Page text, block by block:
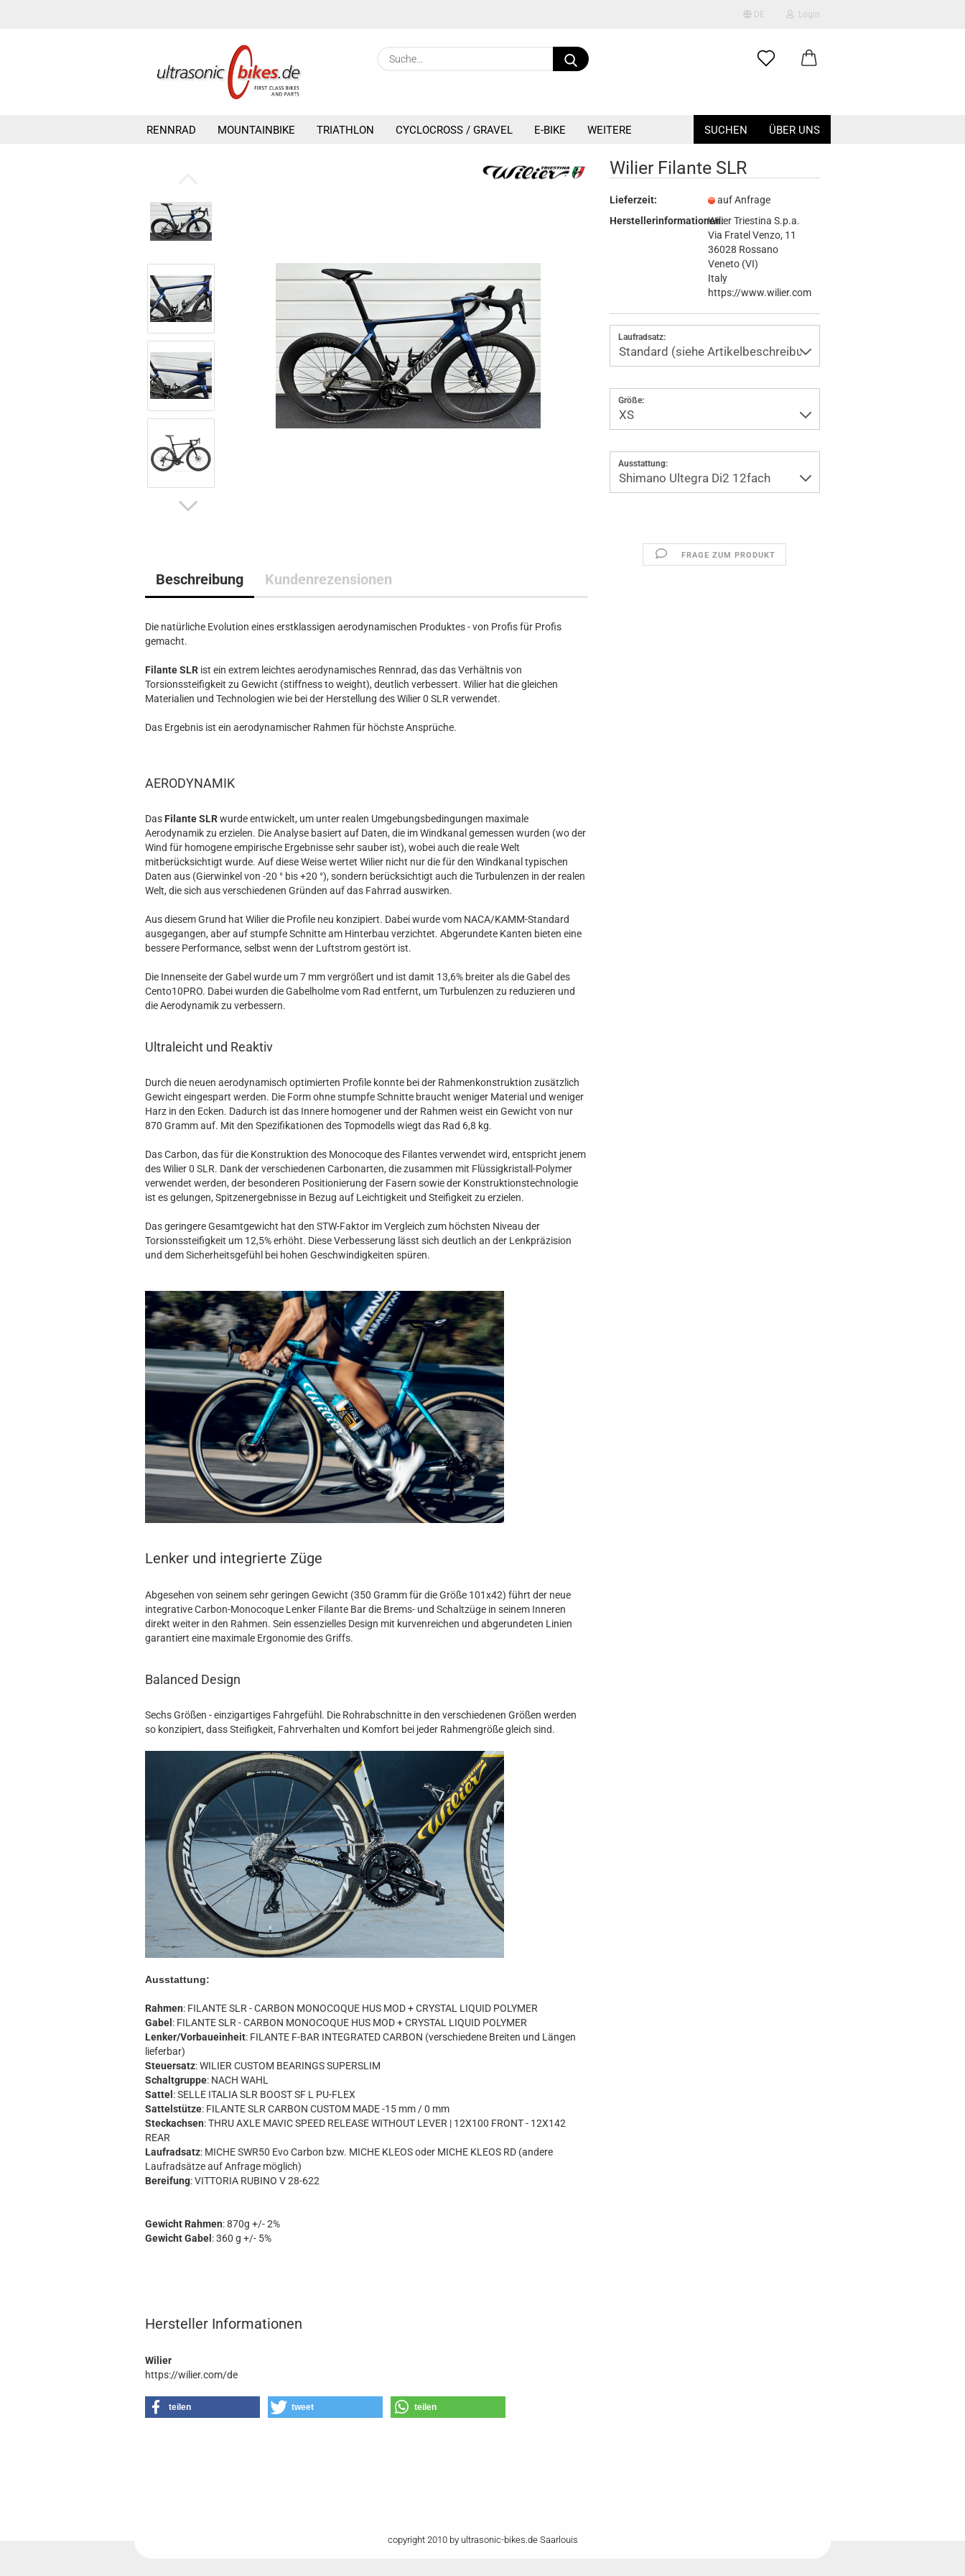
DE
Sprache auswählen
Login
Konto erstellen
Passwort vergessen?
Suche...
RENNRAD MOUNTAINBIKE TRIATHLON CYCLOCROSS / GRAVEL E-BIKE SUCHEN ÜBER UNS
WEITERE
Wilier Filante SLR
Lieferzeit:
auf Anfrage
Herstellerinformationen:Wilier Triestina S.p.a.
Via Fratel Venzo, 11
36028 Rossano
Veneto (VI)
Italy
https://www.wilier.com
Laufradsatz:
Größe:
Ausstattung:
FRAGE ZUM PRODUKT
Beschreibung Kundenrezensionen
Die natürliche Evolution eines erstklassigen aerodynamischen Produktes - von Profis für Profis
gemacht.
Filante SLR ist ein extrem leichtes aerodynamisches Rennrad, das das Verhältnis von
Torsionssteifigkeit zu Gewicht (stiffness to weight), deutlich verbessert. Wilier hat die gleichen
Materialien und Technologien wie bei der Herstellung des Wilier 0 SLR verwendet.
Das Ergebnis ist ein aerodynamischer Rahmen für höchste Ansprüche.
AERODYNAMIK
Das Filante SLRwurde entwickelt, um unter realen Umgebungsbedingungen maximale
Aerodynamik zu erzielen. Die Analyse basiert auf Daten, die im Windkanal gemessen wurden (wo der
Wind für homogene empirische Ergebnisse sehr sauber ist), wobei auch die reale Welt
mitberücksichtigt wurde. Auf diese Weise wertet Wilier nicht nur die für den Windkanal typischen
Daten aus (Gierwinkel von -20 ° bis +20 °), sondern berücksichtigt auch die Turbulenzen in der realen
Welt, die sich aus verschiedenen Gründen auf das Fahrrad auswirken.
Aus diesem Grund hat Wilier die Profile neu konzipiert. Dabei wurde vom NACA/KAMM-Standard
ausgegangen, aber auf stumpfe Schnitte am Hinterbau verzichtet. Abgerundete Kanten bieten eine
bessere Performance, selbst wenn der Luftstrom gestört ist.
Die Innenseite der Gabel wurde um 7 mm vergrößert und ist damit 13,6% breiter als die Gabel des
Cento10PRO. Dabei wurden die Gabelholme vom Rad entfernt, um Turbulenzen zu reduzieren und
die Aerodynamik zu verbessern.
Ultraleicht und Reaktiv
Durch die neuen aerodynamisch optimierten Profile konnte bei der Rahmenkonstruktion zusätzlich
Gewicht eingespart werden. Die Form ohne stumpfe Schnitte braucht weniger Material und weniger
Harz in den Ecken. Dadurch ist das Innere homogener und der Rahmen weist ein Gewicht von nur
870 Gramm auf. Mit den Spezifikationen des Topmodells wiegt das Rad 6,8 kg.
Das Carbon, das für die Konstruktion des Monocoque des Filantes verwendet wird, entspricht jenem
des Wilier 0 SLR. Dank der verschiedenen Carbonarten, die zusammen mit Flüssigkristall-Polymer
verwendet werden, der besonderen Positionierung der Fasern sowie der Konstruktionstechnologie
ist es gelungen, Spitzenergebnisse in Bezug auf Leichtigkeit und Steifigkeit zu erzielen.
Das geringere Gesamtgewicht hat den STW-Faktor im Vergleich zum höchsten Niveau der
Torsionssteifigkeit um 12,5% erhöht. Diese Verbesserung lässt sich deutlich an der Lenkpräzision
und dem Sicherheitsgefühl bei hohen Geschwindigkeiten spüren.
Lenker und integrierte Züge
Abgesehen von seinem sehr geringen Gewicht (350 Gramm für die Größe 101x42) führt der neue
integrative Carbon-Monocoque Lenker Filante Bar die Brems- und Schaltzüge in seinem Inneren
direkt weiter in den Rahmen. Sein essenzielles Design mit kurvenreichen und abgerundeten Linien
garantiert eine maximale Ergonomie des Griffs.
Balanced Design
Sechs Größen - einzigartiges Fahrgefühl. Die Rohrabschnitte in den verschiedenen Größen werden
so konzipiert, dass Steifigkeit, Fahrverhalten und Komfort bei jeder Rahmengröße gleich sind.
Ausstattung:
Rahmen: FILANTE SLR - CARBON MONOCOQUE HUS MOD + CRYSTAL LIQUID POLYMER
Gabel : FILANTE SLR - CARBON MONOCOQUE HUS MOD + CRYSTAL LIQUID POLYMER
Lenker/Vorbaueinheit: FILANTE F-BAR INTEGRATED CARBON (verschiedene Breiten und Längen
lieferbar)
Steuersatz: WILIER CUSTOM BEARINGS SUPERSLIM
Schaltgruppe: NACH WAHL
Sattel : SELLE ITALIA SLR BOOST SF L PU-FLEX
Sattelstütze: FILANTE SLR CARBON CUSTOM MADE -15 mm / 0 mm
Steckachsen: THRU AXLE MAVIC SPEED RELEASE WITHOUT LEVER | 12X100 FRONT - 12X142
REAR
Laufradsatz: MICHE SWR50 Evo Carbon bzw. MICHE KLEOS oder MICHE KLEOS RD (andere
Laufradsätze auf Anfrage möglich)
Bereifung: VITTORIA RUBINO V 28-622
Gewicht Rahmen: 870g +/- 2%
Gewicht Gabel : 360 g +/- 5%
Hersteller Informationen
Wilier
https://wilier.com/de
teilen tweet teilen
copyright 2010 by ultrasonic-bikes.de Saarlouis